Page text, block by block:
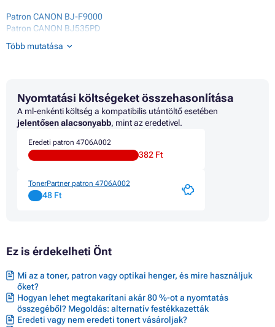
Patron CANON BJ-F9000
Patron CANON BJ535PD
Patron CANON BJ895PD
Patron CANON BJC-8200
Patron CANON BUBBLEJET I560X
Patron CANON BUBBLEJET I860
Patron CANON BUBBLEJET I865
Patron CANON BUBBLEJET I900D
Patron CANON BUBBLEJET I905D
Patron CANON BUBBLEJET I950
Patron CANON BUBBLEJET I960
Patron CANON BUBBLEJET I965
Patron CANON BUBBLEJET I9950
Patron CANON I860
Patron CANON I865
Patron CANON I900D
Patron CANON I905
Patron CANON I905D
Több mutatása
Nyomtatási költségeket összehasonlítása
A ml-enkénti költség a kompatibilis utántöltő esetében
jelentősen alacsonyabb, mint az eredetivel.
Eredeti patron 4706A002
382 Ft
TonerPartner patron 4706A002
48 Ft
Ez is érdekelheti Önt
Mi az a toner, patron vagy optikai henger, és mire használjuk
őket?
Hogyan lehet megtakarítani akár 80 %-ot a nyomtatás
összegéből? Megoldás: alternatív festékkazetták
Eredeti vagy nem eredeti tonert vásároljak?